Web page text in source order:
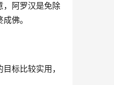
，阿罗汉是免除
佛。
标比较实用，